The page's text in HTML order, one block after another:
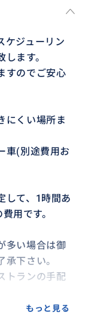
ケジューリン
ます。
すのでご安心
にくい場所ま
車(別途費用お
して、1時間あ
用です。
多い場合は御
下さい。
トランの手配
もっと見る